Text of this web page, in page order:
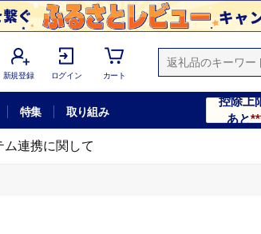
新規登録 ログイン カート
特集 取り組み
控除上
あと
ム連携に関して